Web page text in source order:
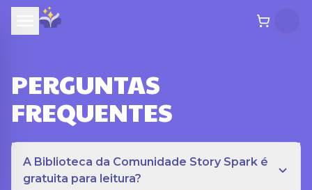
PERGUNTAS
FREQUENTES
A Biblioteca da Comunidade Story Spark é
gratuita para leitura?